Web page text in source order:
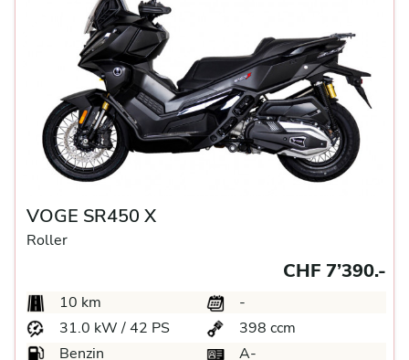
VOGE SR450 X
Roller
CHF 7’390.-
10 km
-
31.0 kW / 42 PS
398 ccm
Benzin
A-